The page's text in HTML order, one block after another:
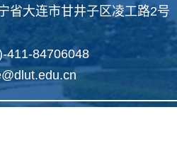
省大连市甘井子区凌工路2号
411-84706048